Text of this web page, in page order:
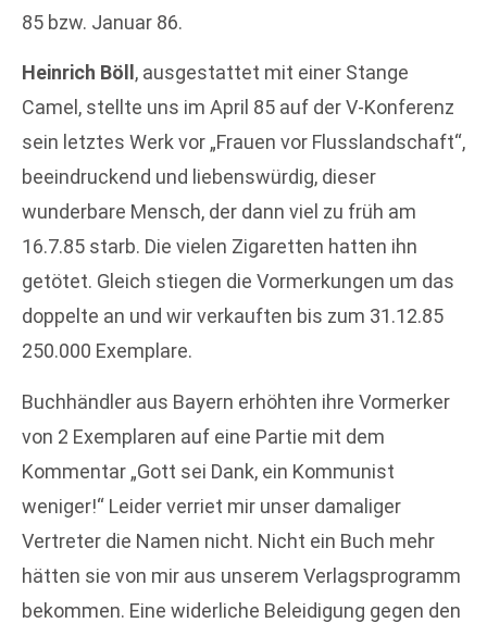
85 bzw. Januar 86.
Heinrich Böll , ausgestattet mit einer Stange
Camel, stellte uns im April 85 auf der V-Konferenz
sein letztes Werk vor „Frauen vor Flusslandschaft“,
beeindruckend und liebenswürdig, dieser
wunderbare Mensch, der dann viel zu früh am
16.7.85 starb. Die vielen Zigaretten hatten ihn
getötet. Gleich stiegen die Vormerkungen um das
doppelte an und wir verkauften bis zum 31.12.85
250.000 Exemplare.
Buchhändler aus Bayern erhöhten ihre Vormerker
von 2 Exemplaren auf eine Partie mit dem
Kommentar „Gott sei Dank, ein Kommunist
weniger!“ Leider verriet mir unser damaliger
Vertreter die Namen nicht. Nicht ein Buch mehr
hätten sie von mir aus unserem Verlagsprogramm
bekommen. Eine widerliche Beleidigung gegen den